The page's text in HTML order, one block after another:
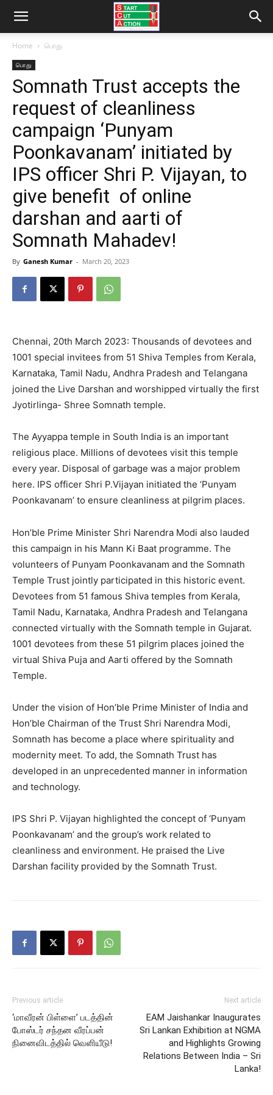
Home பொது
பொது
Somnath Trust accepts the
request of cleanliness
campaign ‘Punyam
Poonkavanam’ initiated by
IPS officer Shri P. Vijayan, to
give benefit of online
darshan and aarti of
Somnath Mahadev!
By Ganesh Kumar - March 20, 2023
Chennai, 20th March 2023: Thousands of devotees and
1001 special invitees from 51 Shiva Temples from Kerala,
Karnataka, Tamil Nadu, Andhra Pradesh and Telangana
joined the Live Darshan and worshipped virtually the first
Jyotirlinga- Shree Somnath temple.
The Ayyappa temple in South India is an important
religious place. Millions of devotees visit this temple
every year. Disposal of garbage was a major problem
here. IPS officer Shri P.Vijayan initiated the ‘Punyam
Poonkavanam’ to ensure cleanliness at pilgrim places.
Hon’ble Prime Minister Shri Narendra Modi also lauded
this campaign in his Mann Ki Baat programme. The
volunteers of Punyam Poonkavanam and the Somnath
Temple Trust jointly participated in this historic event.
Devotees from 51 famous Shiva temples from Kerala,
Tamil Nadu, Karnataka, Andhra Pradesh and Telangana
connected virtually with the Somnath temple in Gujarat.
1001 devotees from these 51 pilgrim places joined the
virtual Shiva Puja and Aarti offered by the Somnath
Temple.
Under the vision of Hon’ble Prime Minister of India and
Hon’ble Chairman of the Trust Shri Narendra Modi,
Somnath has become a place where spirituality and
modernity meet. To add, the Somnath Trust has
developed in an unprecedented manner in information
and technology.
IPS Shri P. Vijayan highlighted the concept of ‘Punyam
Poonkavanam’ and the group’s work related to
cleanliness and environment. He praised the Live
Darshan facility provided by the Somnath Trust.
Previous article
‘மாவீரன் பிள்ளை’ படத்தின்
போஸ்டர் சந்தன வீரப்பன்
நினைவிடத்தில் வெளியீடு!
Next article
EAM Jaishankar Inaugurates
Sri Lankan Exhibition at NGMA
and Highlights Growing
Relations Between India – Sri
Lanka!